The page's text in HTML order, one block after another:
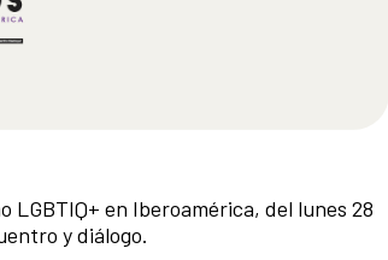
LGBTIQ+ en Iberoamérica, del lunes 28
y diálogo.